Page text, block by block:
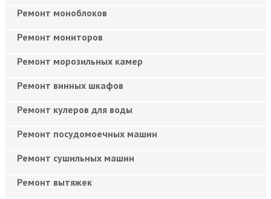
Ремонт моноблоков
Ремонт мониторов
Ремонт морозильных камер
Ремонт винных шкафов
Ремонт кулеров для воды
Ремонт посудомоечных машин
Ремонт сушильных машин
Ремонт вытяжек